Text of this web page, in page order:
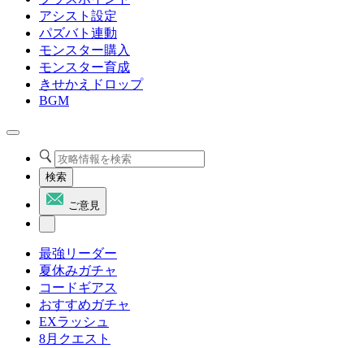
アシスト設定
パズバト連動
モンスター購入
モンスター育成
きせかえドロップ
BGM
検索
ご意見
最強リーダー
夏休みガチャ
コードギアス
おすすめガチャ
EXラッシュ
8月クエスト